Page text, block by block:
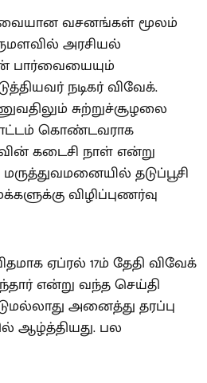
வசனங்கள் மூலம்
அரசியல்
பார்வையையும்
நடிகர் விவேக்.
சுற்றுச்சூழலை
கொண்டவராக
கடைசி நாள் என்று
தடுப்பூசி
விழிப்புணர்வு
ஏப்ரல் 17ம் தேதி விவேக்
என்று வந்த செய்தி
அனைத்து தரப்பு
ஆழ்த்தியது. பல